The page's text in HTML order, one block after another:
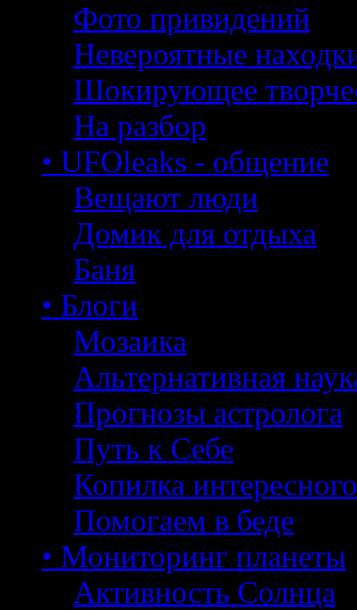
Фото привидений
Невероятные
Шокирующее
На разбор
• UFOleaks - общение
Вещают люди
Домик для отдыха
Баня
• Блоги
Мозаика
Альтернативная
Прогнозы астролога
Путь к Себе
Копилка интересного
Помогаем в беде
• Мониторинг планеты
Активность Солнца